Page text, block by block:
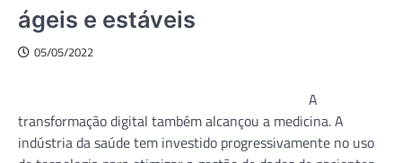
ágeis e estáveis
05/05/2022
A
transformação digital também alcançou a medicina. A
indústria da saúde tem investido progressivamente no uso